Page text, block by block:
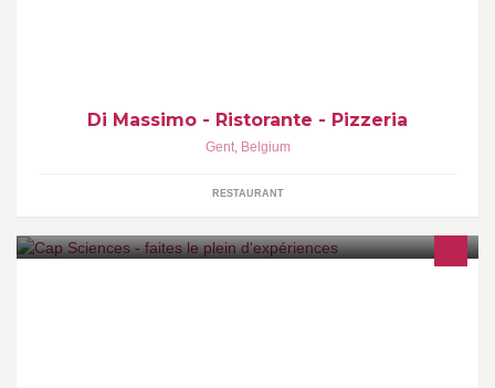
Di Massimo - Ristorante - Pizzeria
Gent, Belgium
RESTAURANT